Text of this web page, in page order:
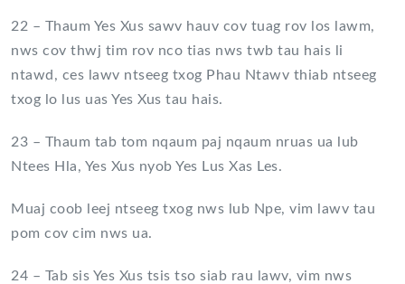
22 – Thaum Yes Xus sawv hauv cov tuag rov los lawm,
nws cov thwj tim rov nco tias nws twb tau hais li
ntawd, ces lawv ntseeg txog Phau Ntawv thiab ntseeg
txog lo lus uas Yes Xus tau hais.
23 – Thaum tab tom nqaum paj nqaum nruas ua lub
Ntees Hla, Yes Xus nyob Yes Lus Xas Les.
Muaj coob leej ntseeg txog nws lub Npe, vim lawv tau
pom cov cim nws ua.
24 – Tab sis Yes Xus tsis tso siab rau lawv, vim nws